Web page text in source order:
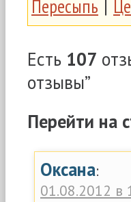
Пересыпь
Есть 107
отзывы”
Перейти на
Оксана:
01.08.2012 в